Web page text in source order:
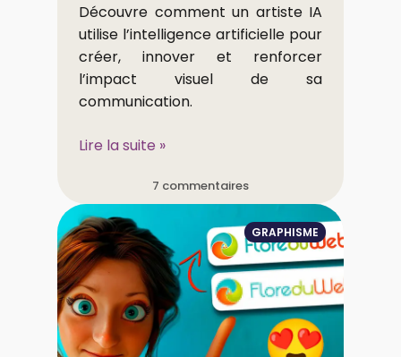
Découvre comment un artiste IA
utilise l’intelligence artificielle pour
créer, innover et renforcer
l’impact visuel de sa
communication.
Lire la suite »
7 commentaires
GRAPHISME